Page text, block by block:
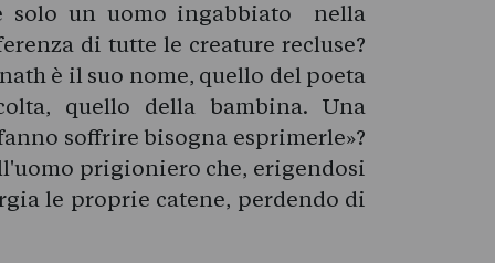
solo un uomo ingabbiato nella
di tutte le creature recluse?
è il suo nome, quello del poeta
quello della bambina. Una
soffrire bisogna esprimerle»?
prigioniero che, erigendosi
le proprie catene, perdendo di